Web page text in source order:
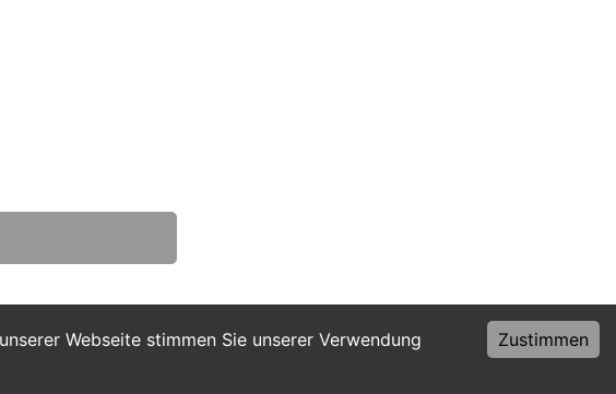
Webseite stimmen Sie unserer Verwendung
Zustimmen